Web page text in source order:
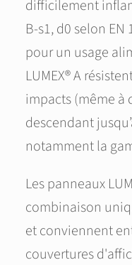
difficilement
B-s1, d0 selon
pour un usage
LUMEX® A
impacts (même à
descendant
notamment la
Les panneaux
combinaison
et conviennent
couvertures